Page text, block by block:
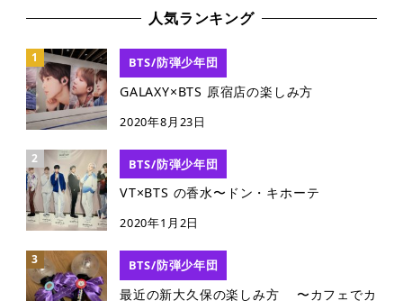
人気ランキング
BTS/防弾少年団
GALAXY×BTS 原宿店の楽しみ方
2020年8月23日
BTS/防弾少年団
VT×BTS の香水〜ドン・キホーテ
2020年1月2日
BTS/防弾少年団
最近の新大久保の楽しみ方 〜カフェでカ